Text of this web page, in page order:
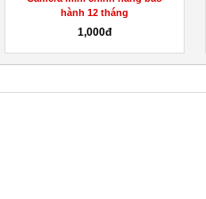
hành 12 tháng
1,000đ